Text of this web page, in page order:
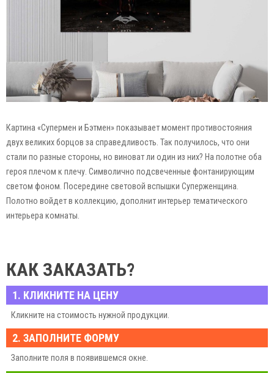
Картина «Супермен и Бэтмен» показывает момент противостояния
двух великих борцов за справедливость. Так получилось, что они
стали по разные стороны, но виноват ли один из них? На полотне оба
героя плечом к плечу. Символично подсвеченные фонтанирующим
светом фоном. Посередине световой вспышки Суперженщина.
Полотно войдет в коллекцию, дополнит интерьер тематического
интерьера комнаты.
КАК ЗАКАЗАТЬ?
1. КЛИКНИТЕ НА ЦЕНУ
Кликните на стоимость нужной продукции.
2. ЗАПОЛНИТЕ ФОРМУ
Заполните поля в появившемся окне.